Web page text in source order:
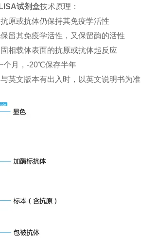
试剂盒技术原理：
原或抗体仍保持其免疫学活性
留其免疫学活性，又保留酶的活性
相载体表面的抗原或抗体起反应
个月，-20℃保存半年
英文版本有出入时，以英文说明书为准